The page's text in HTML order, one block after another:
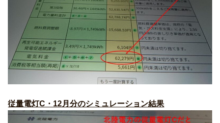
従量電灯C・12月分のシミュレーション結果